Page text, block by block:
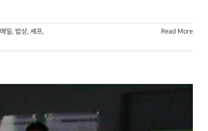
메밀, 밥상, 셰프,
Read More